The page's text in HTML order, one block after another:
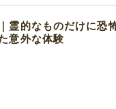
霊的なものだけに
意外な体験